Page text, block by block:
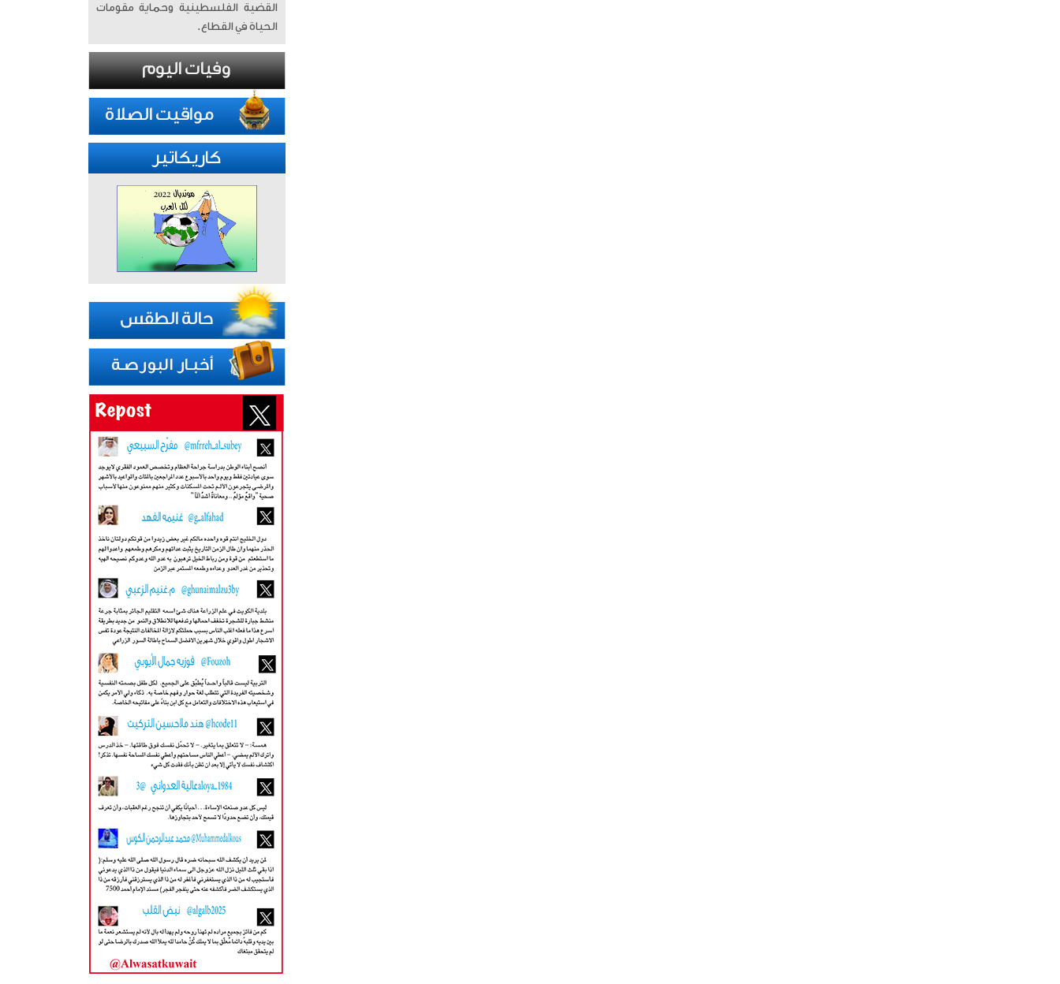
القضية الفلسطينية وحماية مقومات
الحياة في القطاع.
كاريكاتير